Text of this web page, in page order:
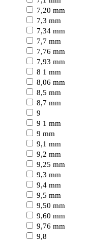
7,20 mm
7,3 mm
7,34 mm
7,7 mm
7,76 mm
7,93 mm
8 1 mm
8,06 mm
8,5 mm
8,7 mm
9
9 1 mm
9 mm
9,1 mm
9,2 mm
9,25 mm
9,3 mm
9,4 mm
9,5 mm
9,50 mm
9,60 mm
9,76 mm
9,8